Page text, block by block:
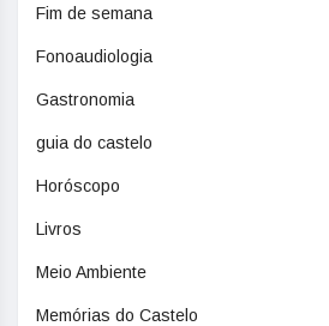
Fim de semana
Fonoaudiologia
Gastronomia
guia do castelo
Horóscopo
Livros
Meio Ambiente
Memórias do Castelo